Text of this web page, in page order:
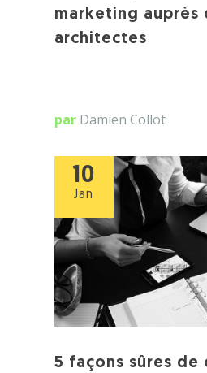
marketing auprès
architectes
par Damien Collot
10
Jan
5 façons sûres de